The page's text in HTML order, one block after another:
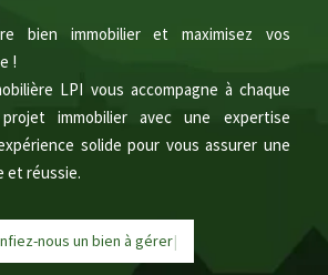
bien immobilier et maximisez vos
!
LPI vous accompagne à chaque
immobilier avec une expertise
solide pour vous assurer une
et réussie.
nous un bien à gérer|